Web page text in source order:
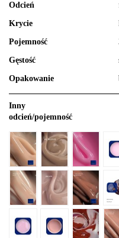
Odcień
Krycie
Pojemność
Gęstość
Opakowanie
Inny
odcień/pojemność